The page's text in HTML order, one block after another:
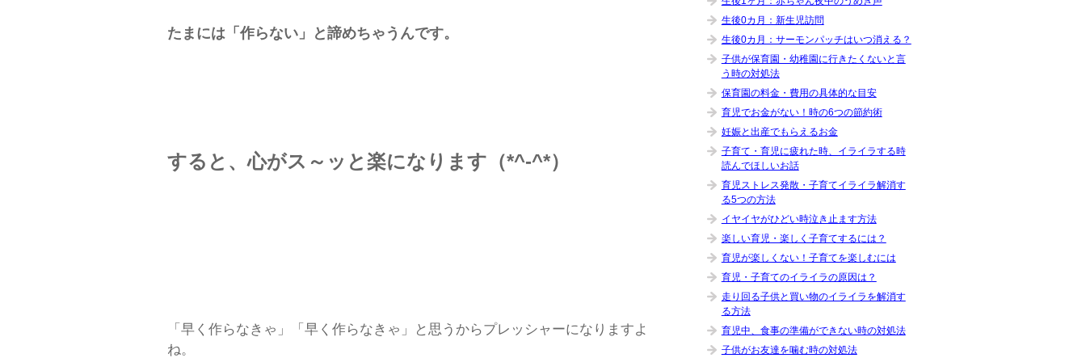
たまには「作らない」と諦めちゃうんです。
すると、心がス～ッと楽になります（*^-^*）
「早く作らなきゃ」「早く作らなきゃ」と思うからプレッシャーになりますよ
ね。
生後0カ月：新生児訪問
生後0カ月：サーモンパッチはいつ消える？
子供が保育園・幼稚園に行きたくないと言
う時の対処法
保育園の料金・費用の具体的な目安
育児でお金がない！時の6つの節約術
妊娠と出産でもらえるお金
子育て・育児に疲れた時、イライラする時
読んでほしいお話
育児ストレス発散・子育てイライラ解消す
る5つの方法
イヤイヤがひどい時泣き止ます方法
楽しい育児・楽しく子育てするには？
育児が楽しくない！子育てを楽しむには
育児・子育てのイライラの原因は？
走り回る子供と買い物のイライラを解消す
る方法
育児中、食事の準備ができない時の対処法
子供がお友達を噛む時の対処法